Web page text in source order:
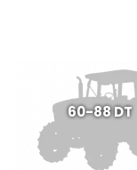
60-88 DT